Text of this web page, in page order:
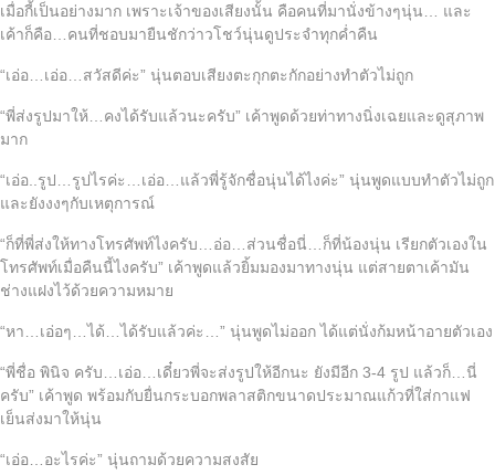
เมื่อกี้เป็นอย่างมาก เพราะเจ้าของเสียงนั้น คือคนที่มานั่งข้างๆนุ่น… และ
เค้าก็คือ…คนที่ชอบมายืนชักว่าวโชว์นุ่นดูประจำทุกค่ำคืน
“เอ่อ…เอ่อ…สวัสดีค่ะ” นุ่นตอบเสียงตะกุกตะกักอย่างทำตัวไม่ถูก
“พี่ส่งรูปมาให้…คงได้รับแล้วนะครับ” เค้าพูดด้วยท่าทางนิ่งเฉยและดูสุภาพ
มาก
“เอ่อ..รูป…รูปไรค่ะ…เอ่อ…แล้วพี่รู้จักชื่อนุ่นได้ไงค่ะ” นุ่นพูดแบบทำตัวไม่ถูก
และยังงงๆกับเหตุการณ์
“ก็ที่พี่ส่งให้ทางโทรศัพท์ไงครับ…อ่อ…ส่วนชื่อนี่…ก็ที่น้องนุ่น เรียกตัวเองใน
โทรศัพท์เมื่อคืนนี้ไงครับ” เค้าพูดแล้วยิ้มมองมาทางนุ่น แต่สายตาเค้ามัน
ช่างแฝงไว้ด้วยความหมาย
“หา…เอ่อๆ…ได้…ได้รับแล้วค่ะ…” นุ่นพูดไม่ออก ได้แต่นั่งก้มหน้าอายตัวเอง
“พี่ชื่อ พินิจ ครับ…เอ่อ…เดี๋ยวพี่จะส่งรูปให้อีกนะ ยังมีอีก 3-4 รูป แล้วก็…นี่
ครับ” เค้าพูด พร้อมกับยื่นกระบอกพลาสติกขนาดประมาณแก้วที่ใส่กาแฟ
เย็นส่งมาให้นุ่น
“เอ่อ…อะไรค่ะ” นุ่นถามด้วยความสงสัย